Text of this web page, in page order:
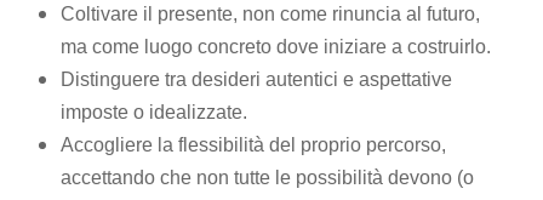
Coltivare il presente, non come rinuncia al futuro,
ma come luogo concreto dove iniziare a costruirlo.
Distinguere tra desideri autentici e aspettative
imposte o idealizzate.
Accogliere la flessibilità del proprio percorso,
accettando che non tutte le possibilità devono (o